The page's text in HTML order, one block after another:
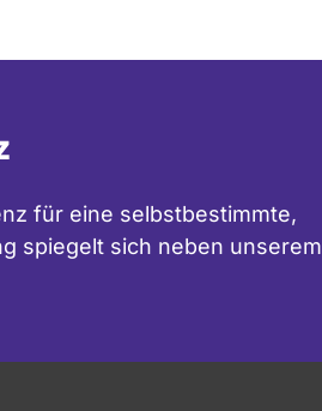
für eine selbstbestimmte,
spiegelt sich neben unserem